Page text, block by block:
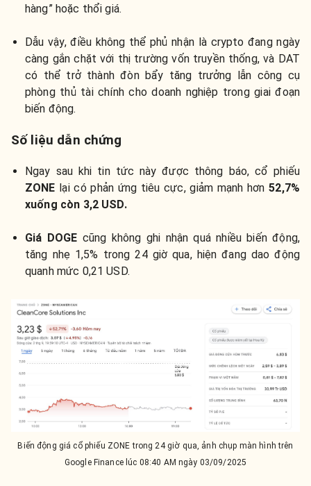
hàng” hoặc thổi giá.
Dẫu vậy, điều không thể phủ nhận là crypto đang ngày
càng gắn chặt với thị trường vốn truyền thống, và DAT
có thể trở thành đòn bẩy tăng trưởng lẫn công cụ
phòng thủ tài chính cho doanh nghiệp trong giai đoạn
biến động.
Số liệu dẫn chứng
Ngay sau khi tin tức này được thông báo, cổ phiếu
ZONE lại có phản ứng tiêu cực, giảm mạnh hơn52,7%
xuống còn 3,2 USD.
Giá DOGE cũng không ghi nhận quá nhiều biến động,
tăng nhẹ 1,5% trong 24 giờ qua, hiện đang dao động
quanh mức 0,21 USD.
Biến động giá cổ phiếu ZONE trong 24 giờ qua, ảnh chụp màn hình trên
Google Finance lúc 08:40 AM ngày 03/09/2025